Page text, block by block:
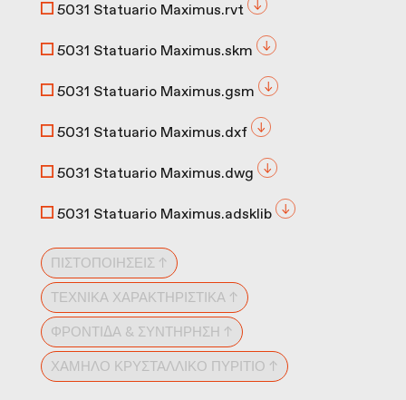
5031 Statuario Maximus.rvt
5031 Statuario Maximus.skm
5031 Statuario Maximus.gsm
5031 Statuario Maximus.dxf
5031 Statuario Maximus.dwg
5031 Statuario Maximus.adsklib
ΠΙΣΤΟΠΟΙΉΣΕΙΣ ↑
ΤΕΧΝΙΚΆ ΧΑΡΑΚΤΗΡΙΣΤΙΚΆ ↑
ΦΡΟΝΤΊΔΑ & ΣΥΝΤΉΡΗΣΗ ↑
ΧΑΜΗΛΌ ΚΡΥΣΤΑΛΛΙΚΌ ΠΥΡΊΤΙΟ ↑